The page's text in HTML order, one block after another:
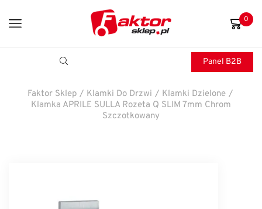
0
Panel B2B
Faktor Sklep / Klamki Do Drzwi / Klamki Dzielone /
Klamka APRILE SULLA Rozeta Q SLIM 7mm Chrom
Szczotkowany